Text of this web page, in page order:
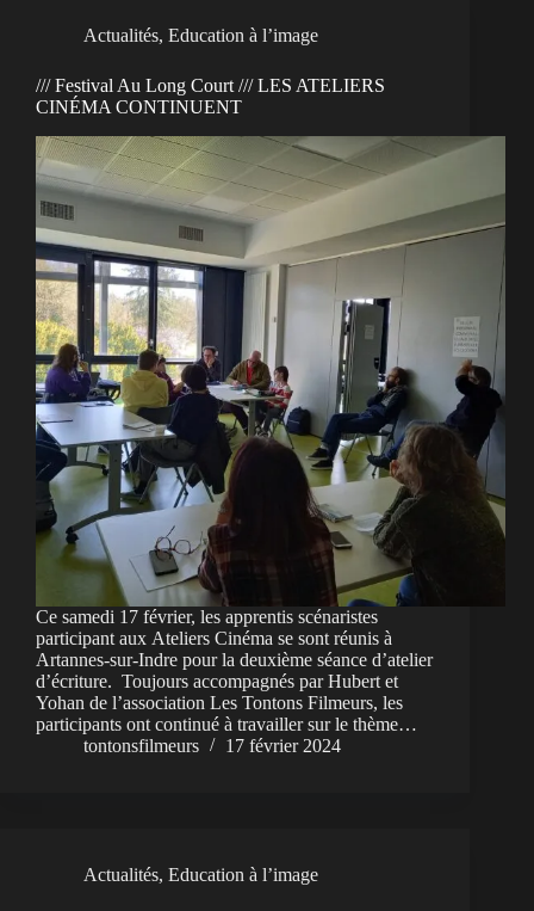
Actualités, Education à l’image
/// Festival Au Long Court /// LES ATELIERS
CINÉMA CONTINUENT
Ce samedi 17 février, les apprentis scénaristes
participant aux Ateliers Cinéma se sont réunis à
Artannes-sur-Indre pour la deuxième séance d’atelier
d’écriture. Toujours accompagnés par Hubert et
Yohan de l’association Les Tontons Filmeurs, les
participants ont continué à travailler sur le thème…
tontonsfilmeurs
17 février 2024
Actualités, Education à l’image